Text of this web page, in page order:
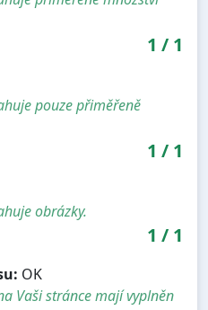
1 / 1
pouze přiměřeně
1 / 1
obrázky.
1 / 1
OK
Vaši stránce mají vyplněn